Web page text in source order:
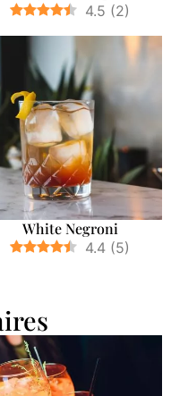
4.5 (2)
White Negroni
4.4 (5)